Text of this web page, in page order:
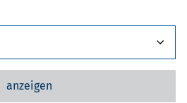
anzeigen